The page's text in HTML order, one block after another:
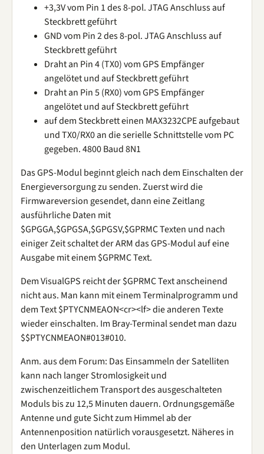
+3,3V vom Pin 1 des 8-pol. JTAG Anschluss auf
Steckbrett geführt
GND vom Pin 2 des 8-pol. JTAG Anschluss auf
Steckbrett geführt
Draht an Pin 4 (TX0) vom GPS Empfänger
angelötet und auf Steckbrett geführt
Draht an Pin 5 (RX0) vom GPS Empfänger
angelötet und auf Steckbrett geführt
auf dem Steckbrett einen MAX3232CPE aufgebaut
und TX0/RX0 an die serielle Schnittstelle vom PC
gegeben. 4800 Baud 8N1
Das GPS-Modul beginnt gleich nach dem Einschalten der
Energieversorgung zu senden. Zuerst wird die
Firmwareversion gesendet, dann eine Zeitlang
ausführliche Daten mit
$GPGGA,$GPGSA,$GPGSV,$GPRMC Texten und nach
einiger Zeit schaltet der ARM das GPS-Modul auf eine
Ausgabe mit einem $GPRMC Text.
Dem VisualGPS reicht der $GPRMC Text anscheinend
nicht aus. Man kann mit einem Terminalprogramm und
dem Text $PTYCNMEAON<cr><lf> die anderen Texte
wieder einschalten. Im Bray-Terminal sendet man dazu
$$PTYCNMEAON#013#010.
Anm. aus dem Forum: Das Einsammeln der Satelliten
kann nach langer Stromlosigkeit und
zwischenzeitlichem Transport des ausgeschalteten
Moduls bis zu 12,5 Minuten dauern. Ordnungsgemäße
Antenne und gute Sicht zum Himmel ab der
Antennenposition natürlich vorausgesetzt. Näheres in
den Unterlagen zum Modul.